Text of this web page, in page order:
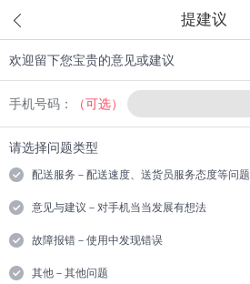
提建议
欢迎留下您宝贵的意见或建议
手机号码： （可选）
请选择问题类型
配送服务－配送速度、送货员服务态度等问题
意见与建议－对手机当当发展有想法
故障报错－使用中发现错误
其他－其他问题